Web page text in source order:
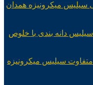
سیلیس میکرونیزه همدان
سیلیس دانه بندی با خلوص
سیلیس میکرونیزه